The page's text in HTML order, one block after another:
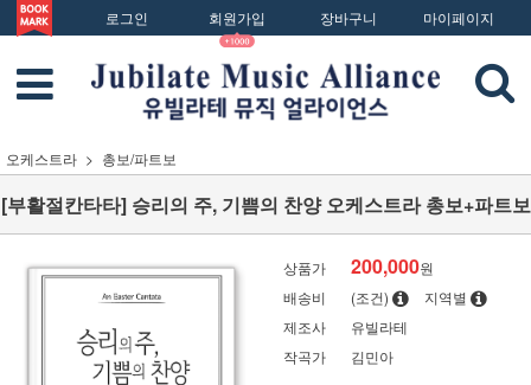
로그인 회원가입 장바구니 마이페이지
오케스트라 총보/파트보
[부활절칸타타] 승리의 주, 기쁨의 찬양 오케스트라 총보+파트보
상품가 200,000원
배송비
(조건)
지역별
제조사
유빌라테
작곡가
김민아